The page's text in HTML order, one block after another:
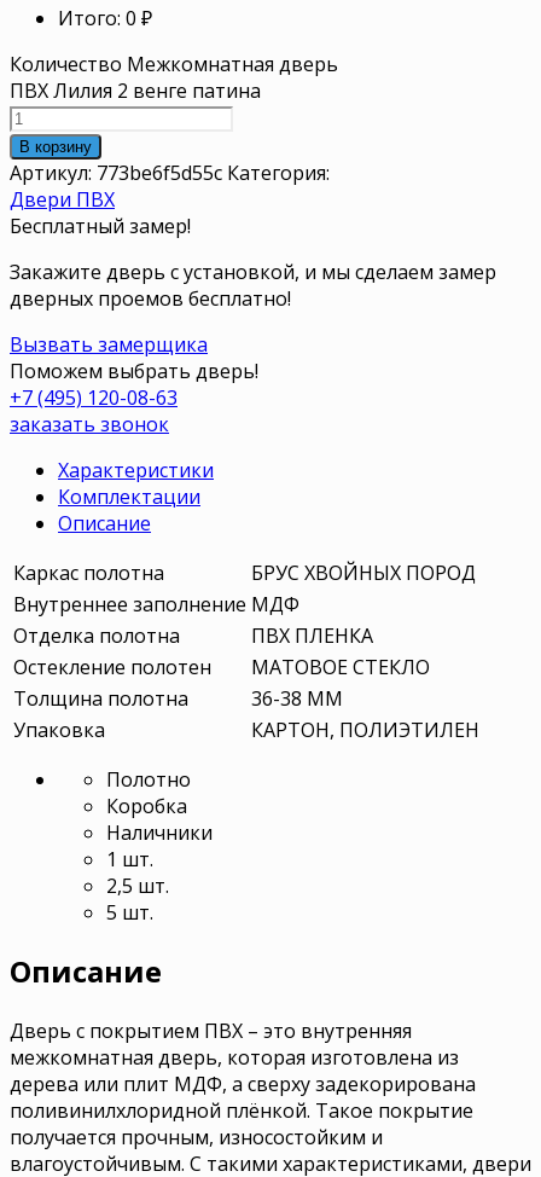
Итого: 0 ₽
Количество Межкомнатная дверь
ПВХ Лилия 2 венге патина
В корзину
Артикул: 773be6f5d55c Категория:
Двери ПВХ
Бесплатный замер!
Закажите дверь с установкой, и мы сделаем замер
дверных проемов бесплатно!
Вызвать замерщика
Поможем выбрать дверь!
+7 (495) 120-08-63
заказать звонок
Характеристики
Комплектации
Описание
Каркас полотна
БРУС ХВОЙНЫХ ПОРОД
Внутреннее заполнение МДФ
Отделка полотна
ПВХ ПЛЕНКА
Остекление полотен
МАТОВОЕ СТЕКЛО
Толщина полотна
36-38 ММ
Упаковка
КАРТОН, ПОЛИЭТИЛЕН
Полотно
Коробка
Наличники
1 шт.
2,5 шт.
5 шт.
Описание
Дверь с покрытием ПВХ – это внутренняя
межкомнатная дверь, которая изготовлена из
дерева или плит МДФ, а сверху задекорирована
поливинилхлоридной плёнкой. Такое покрытие
получается прочным, износостойким и
влагоустойчивым. С такими характеристиками, двери